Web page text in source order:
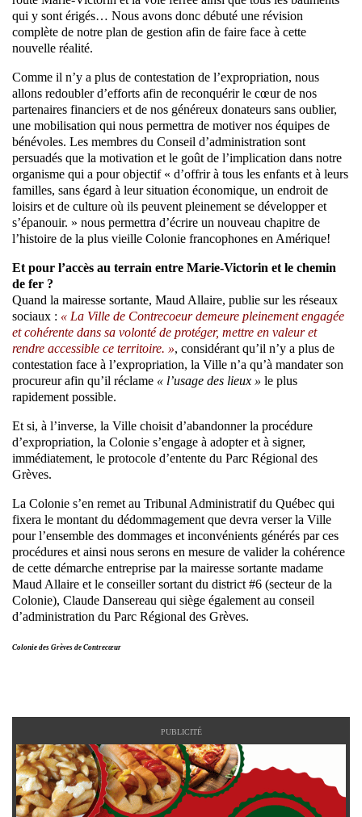
qui y sont érigés… Nous avons donc débuté une révision
complète de notre plan de gestion afin de faire face à cette
nouvelle réalité.
Comme il n’y a plus de contestation de l’expropriation, nous
allons redoubler d’efforts afin de reconquérir le cœur de nos
partenaires financiers et de nos généreux donateurs sans oublier,
une mobilisation qui nous permettra de motiver nos équipes de
bénévoles. Les membres du Conseil d’administration sont
persuadés que la motivation et le goût de l’implication dans notre
organisme qui a pour objectif « d’offrir à tous les enfants et à leurs
familles, sans égard à leur situation économique, un endroit de
loisirs et de culture où ils peuvent pleinement se développer et
s’épanouir. » nous permettra d’écrire un nouveau chapitre de
l’histoire de la plus vieille Colonie francophones en Amérique!
Et pour l’accès au terrain entre Marie-Victorin et le chemin
de fer ?
Quand la mairesse sortante, Maud Allaire, publie sur les réseaux
sociaux : « La Ville de Contrecoeur demeure pleinement engagée
et cohérente dans sa volonté de protéger, mettre en valeur et
rendre accessible ce territoire. », considérant qu’il n’y a plus de
contestation face à l’expropriation, la Ville n’a qu’à mandater son
procureur afin qu’il réclame « l’usage des lieux » le plus
rapidement possible.
Et si, à l’inverse, la Ville choisit d’abandonner la procédure
d’expropriation, la Colonie s’engage à adopter et à signer,
immédiatement, le protocole d’entente du Parc Régional des
Grèves.
La Colonie s’en remet au Tribunal Administratif du Québec qui
fixera le montant du dédommagement que devra verser la Ville
pour l’ensemble des dommages et inconvénients générés par ces
procédures et ainsi nous serons en mesure de valider la cohérence
de cette démarche entreprise par la mairesse sortante madame
Maud Allaire et le conseiller sortant du district #6 (secteur de la
Colonie), Claude Dansereau qui siège également au conseil
d’administration du Parc Régional des Grèves.
Colonie des Grèves de Contrecœur
PUBLICITÉ